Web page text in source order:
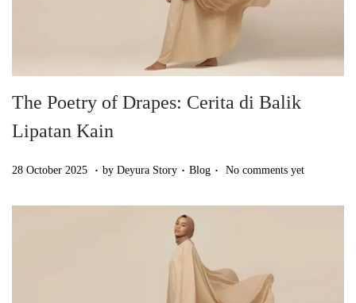
The Poetry of Drapes: Cerita di Balik
Lipatan Kain
Posted on
28 October 2025
2. by Deyura Story . Posted in
Blog . No comments yet